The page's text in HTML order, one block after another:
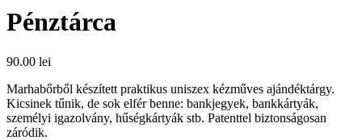
Pénztárca
90.00 lei
Marhabőrből készített praktikus uniszex kézműves ajándéktárgy.
Kicsinek tűnik, de sok elfér benne: bankjegyek, bankkártyák,
személyi igazolvány, hűségkártyák stb. Patenttel biztonságosan
záródik.